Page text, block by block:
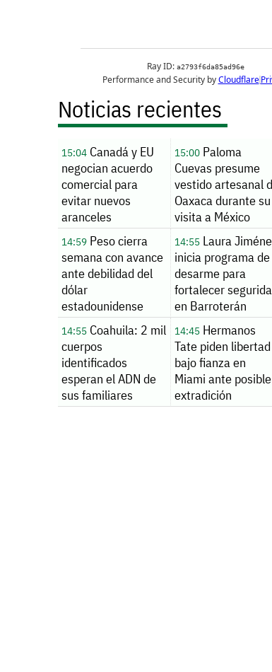
Noticias recientes
15:04 Canadá y EU
negocian acuerdo
comercial para
evitar nuevos
aranceles
15:00Paloma
Cuevas presume
vestido artesanal
Oaxaca durante su
visita a México
14:59 Peso cierra
semana con avance
ante debilidad del
dólar
estadounidense
14:55Laura
inicia programa de
desarme para
fortalecer
en Barroterán
14:55 Coahuila: 2 mil
cuerpos
identificados
esperan el ADN de
sus familiares
14:45Hermanos
Tate piden libertad
bajo fianza en
Miami ante posible
extradición